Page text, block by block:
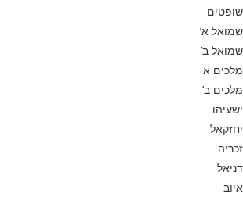
שופטים
שמואל א’
שמואל ב’
מלכים א
מלכים ב’
ישעיהו
יחזקאל
זכריה
דניאל
איוב